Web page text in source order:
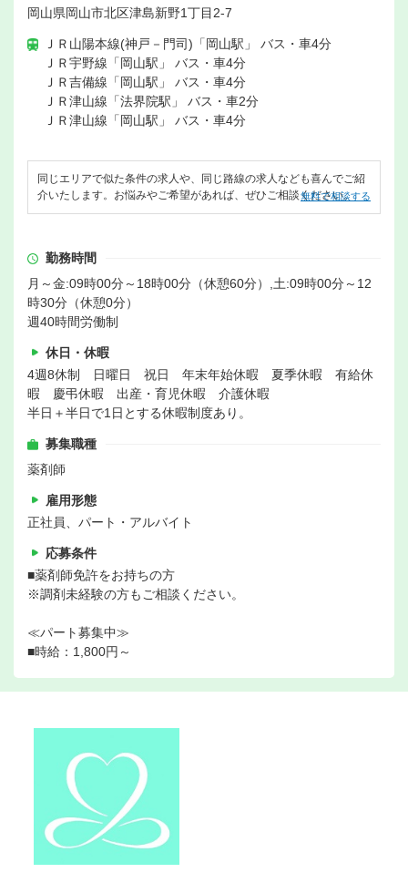
岡山県岡山市北区津島新野1丁目2-7
ＪＲ山陽本線(神戸－門司)「岡山駅」 バス・車4分
ＪＲ宇野線「岡山駅」 バス・車4分
ＪＲ吉備線「岡山駅」 バス・車4分
ＪＲ津山線「法界院駅」 バス・車2分
ＪＲ津山線「岡山駅」 バス・車4分
同じエリアで似た条件の求人や、同じ路線の求人なども喜んでご紹
介いたします。お悩みやご希望があれば、ぜひご相談ください。
無料で相談する
勤務時間
月～金:09時00分～18時00分（休憩60分）,土:09時00分～12
時30分（休憩0分）
週40時間労働制
休日・休暇
4週8休制 日曜日 祝日 年末年始休暇 夏季休暇 有給休
暇 慶弔休暇 出産・育児休暇 介護休暇
半日＋半日で1日とする休暇制度あり。
募集職種
薬剤師
雇用形態
正社員、パート・アルバイト
応募条件
■薬剤師免許をお持ちの方
※調剤未経験の方もご相談ください。
≪パート募集中≫
■時給：1,800円～